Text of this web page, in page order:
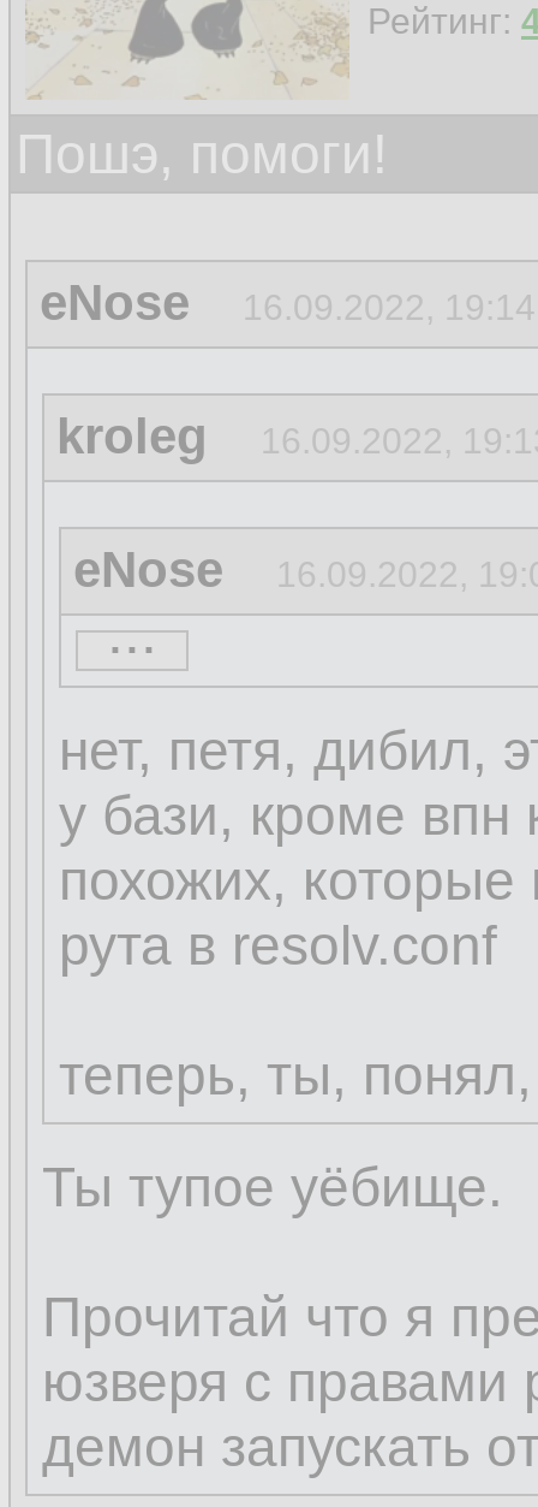
Рейтинг:
Пошэ, помоги!
eNose 16.09.2022,
kroleg 16.09.2022,
eNose 16.09.2022,
Кролег ты дибил.
Достаточно
запретить руту
5 секунд гугла.
...
нет, петя, дибил,
у бази, кроме впн
похожих,
рута в resolv.conf
теперь, ты,
Ты тупое уёбище.
Прочитай что я
юзверя с правами
демон запускать